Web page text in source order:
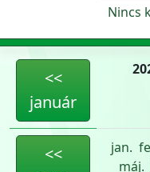
Nincs
<<
január
<<
jan.
máj.